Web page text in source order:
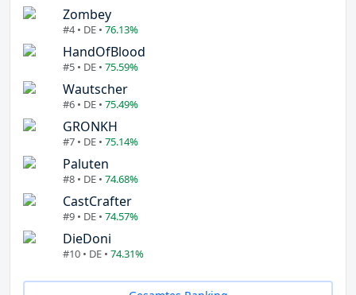
Zombey
#4 • DE • 76.13%
HandOfBlood
#5 • DE • 75.59%
Wautscher
#6 • DE • 75.49%
GRONKH
#7 • DE • 75.14%
Paluten
#8 • DE • 74.68%
CastCrafter
#9 • DE • 74.57%
DieDoni
#10 • DE • 74.31%